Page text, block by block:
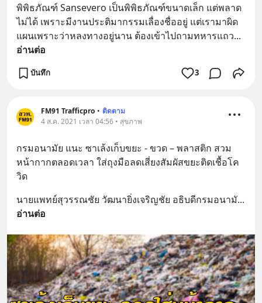
พิพิธภัณฑ์ Sansevero เป็นพิพิธภัณฑ์ขนาดเล็ก แต่พลาด
ไม่ได้ เพราะมีงานประติมากรรมเลื่องชื่ออยู่ แต่เรามาผิด
แผนเพราะว่าหลงทางอยู่นาน ต้องเข้าไปถามทหารแถว
อ่านต่อ
บันทึก 3
FM91 Trafficpro • ติดตาม
4 ส.ค. 2021 เวลา 04:56 • สุขภาพ
กรมอนามัย แนะ ซาเล้งเก็บขยะ - ขวด – พลาสติก สวม
หน้ากากตลอดเวลา ใส่ถุงมือลดเสี่ยงสัมผัสขยะติดเชื้อโค
วิด
นายแพทย์สุวรรณชัย วัฒนายิ่งเจริญชัย อธิบดีกรมอนามั
อ่านต่อ